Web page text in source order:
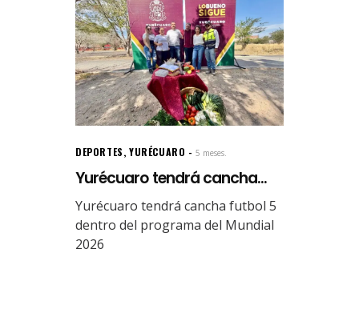
DEPORTES,YURÉCUARO 5 meses.
Yurécuaro tendrá cancha...
Yurécuaro tendrá cancha futbol 5
dentro del programa del Mundial
2026